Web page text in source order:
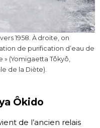
1958. À droite, on
de purification d’eau de
» (Yomigaetta Tôkyô,
de la Diète).
Ôkido
de l’ancien relais